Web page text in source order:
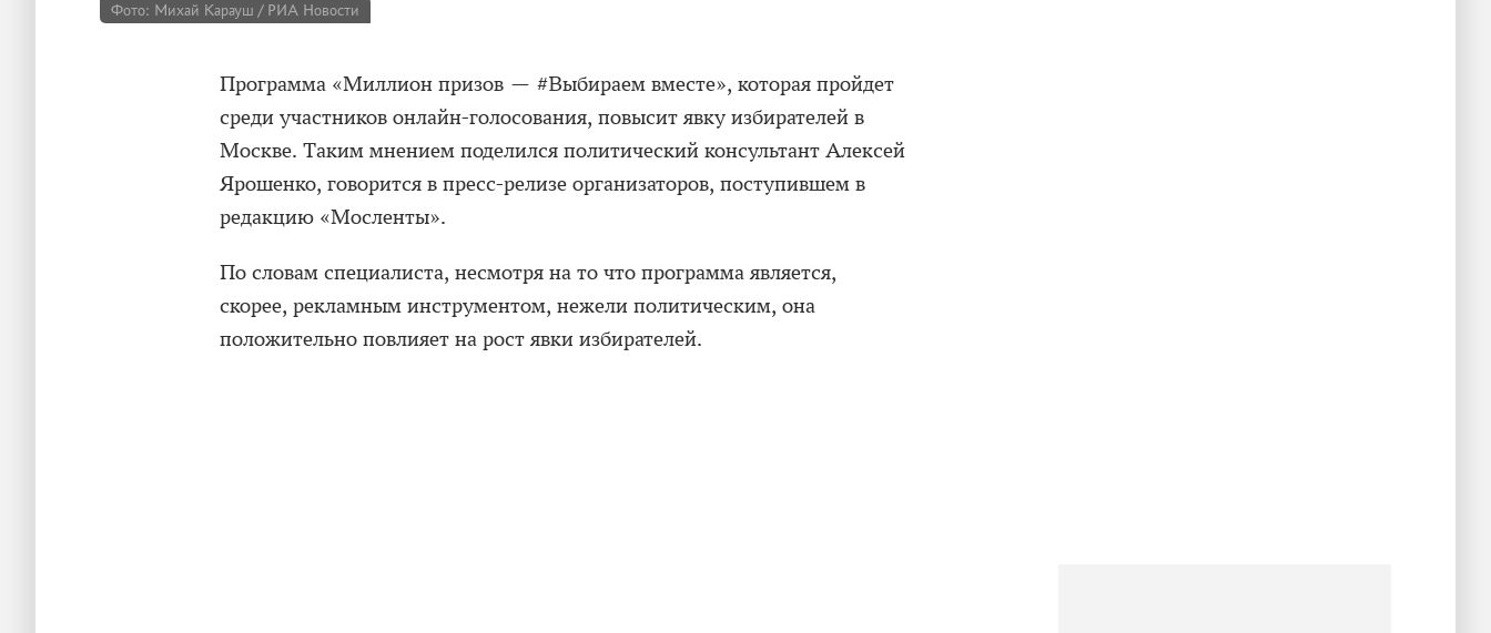
Фото: Михай Карауш / РИА Новости
Программа «Миллион призов — #Выбираем вместе», которая пройдет
среди участников онлайн-голосования, повысит явку избирателей в
Москве. Таким мнением поделился политический консультант Алексей
Ярошенко, говорится в пресс-релизе организаторов, поступившем в
редакцию «Мосленты».
По словам специалиста, несмотря на то что программа является,
скорее, рекламным инструментом, нежели политическим, она
положительно повлияет на рост явки избирателей.